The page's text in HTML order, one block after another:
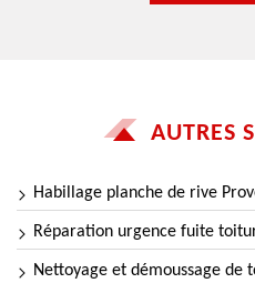
AUTRES
Habillage planche de rive
Réparation urgence fuite
Nettoyage et démoussage de